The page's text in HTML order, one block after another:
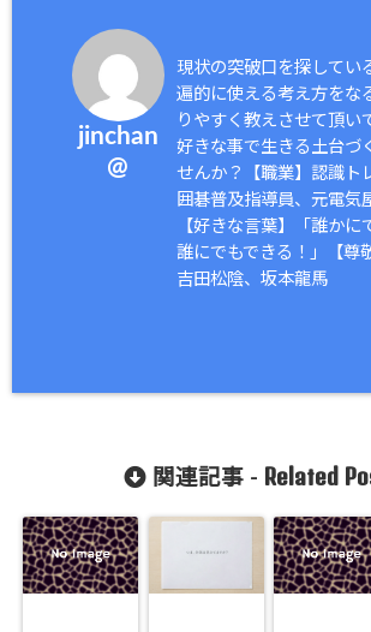
jinchan
@
現状の突破口を探してい
遍的に使える考え方をな
りやすく教えさせて頂い
好きな事で生きる土台づ
せんか？【職業】認識ト
囲碁普及指導員、元電気
【好きな言葉】「誰かに
誰にでもできる！」【尊
吉田松陰、坂本龍馬
関連記事 - Related